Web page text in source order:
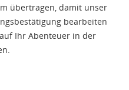
übertragen, damit unser
bearbeiten
Ihr Abenteuer in der